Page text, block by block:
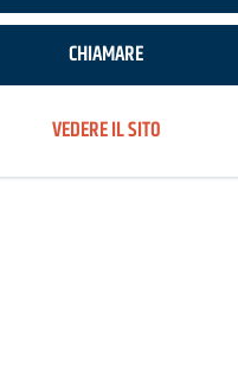
CHIAMARE
VEDERE IL SITO